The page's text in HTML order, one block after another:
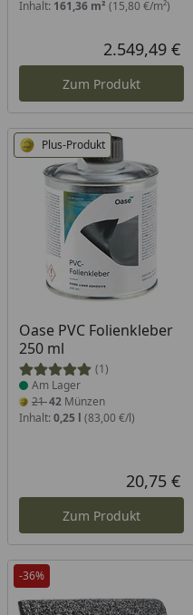
Inhalt: 161,36 m² (15,80 €/m²)
2.549,49 €
Zum Produkt
Plus-Produkt
Oase PVC Folienkleber
250 ml
(1)
Produkt am Lager
Am Lager
2142 Münzen
Inhalt: 0,25 l (83,00 €/l)
20,75 €
Zum Produkt
-36%